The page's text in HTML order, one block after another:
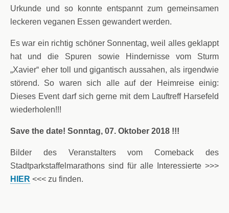
Urkunde und so konnte entspannt zum gemeinsamen
leckeren veganen Essen gewandert werden.
Es war ein richtig schöner Sonnentag, weil alles geklappt
hat und die Spuren sowie Hindernisse vom Sturm
„Xavier“ eher toll und gigantisch aussahen, als irgendwie
störend. So waren sich alle auf der Heimreise einig:
Dieses Event darf sich gerne mit dem Lauftreff Harsefeld
wiederholen!!!
Save the date! Sonntag, 07. Oktober 2018 !!!
Bilder des Veranstalters vom Comeback des
Stadtparkstaffelmarathons sind für alle Interessierte >>>
HIER <<< zu finden.